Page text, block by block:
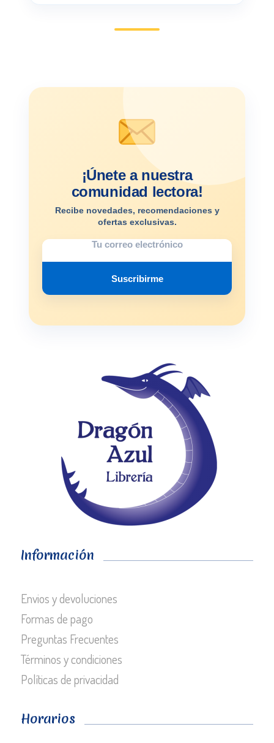
¡Únete a nuestra
comunidad lectora!
Recibe novedades, recomendaciones y
ofertas exclusivas.
Suscribirme
Información
Envios y devoluciones
Formas de pago
Preguntas Frecuentes
Términos y condiciones
Políticas de privacidad
Horarios